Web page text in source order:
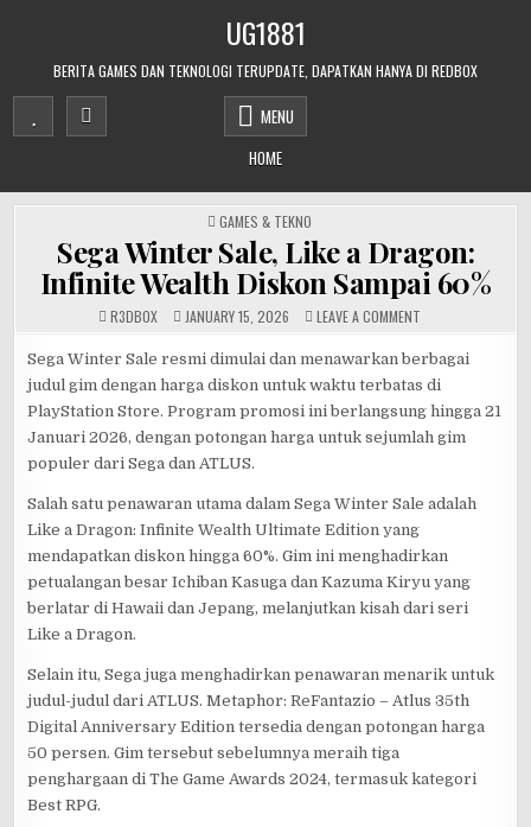
UG1881
BERITA GAMES DAN TEKNOLOGI TERUPDATE, DAPATKAN HANYA DI REDBOX
MENU
HOME
POSTED
IN
GAMES & TEKNO
Sega Winter Sale, Like a Dragon:
Infinite Wealth Diskon Sampai 60%
R3DB0X JANUARY 15, 2026 LEAVE A COMMENT
SALE,
A
DRAGON:
INFINITE
WEALTH
DISKON
Sega Winter Sale resmi dimulai dan menawarkan berbagai
judul gim dengan harga diskon untuk waktu terbatas di
PlayStation Store. Program promosi ini berlangsung hingga 21
Januari 2026, dengan potongan harga untuk sejumlah gim
populer dari Sega dan ATLUS.
Salah satu penawaran utama dalam Sega Winter Sale adalah
Like a Dragon: Infinite Wealth Ultimate Edition yang
mendapatkan diskon hingga 60%. Gim ini menghadirkan
petualangan besar Ichiban Kasuga dan Kazuma Kiryu yang
berlatar di Hawaii dan Jepang, melanjutkan kisah dari seri
Like a Dragon.
Selain itu, Sega juga menghadirkan penawaran menarik untuk
judul-judul dari ATLUS. Metaphor: ReFantazio – Atlus 35th
Digital Anniversary Edition tersedia dengan potongan harga
50 persen. Gim tersebut sebelumnya meraih tiga
penghargaan di The Game Awards 2024, termasuk kategori
Best RPG.